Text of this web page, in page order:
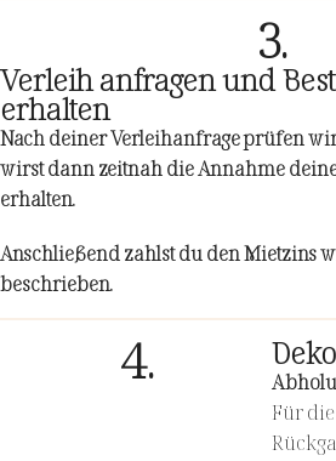
3.
Verleih anfragen und
erhalten
Nach deiner Verleihanfrage prüfen
wirst dann zeitnah die Annahme
erhalten.
Anschließend zahlst du den Mietzins
beschrieben.
4.
Für